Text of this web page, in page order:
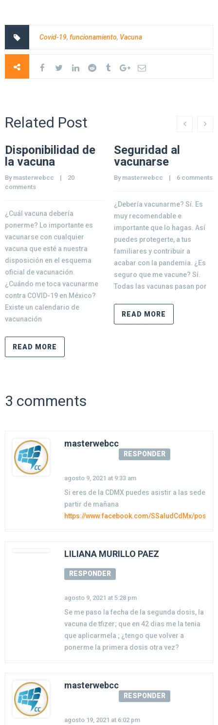
Covid-19, funcionamiento, Vacuna
Related Post
Disponibilidad de
la vacuna
By masterwebcc
    |
20
comments
¿Cuál vacuna debería
ponerme? Lo importante es
vacunarse con cualquier
vacuna que esté a nuestra
disposición en el esquema
oficial de vacunación.
¿Cuándo me toca vacunarme
contra COVID-19 en México?
Existe un calendario de
vacunación
READ MORE
Seguridad al
vacunarse
By masterwebcc
    |
6 comments
¿Debería vacunarme? Sí. Es
muy recomendable e
importante que lo hagas. Así
puedes protegerte, a tus
familiares y contribuir a
acabar con la pandemia. ¿Es
seguro que me vacune? Sí.
Todas las vacunas pasan por
READ MORE
3 comments
masterwebcc
RESPONDER
agosto 9, 2021 at 9:33 am
Si eres de la CDMX puedes asistir a las sedes
partir de mañana
https://www.facebook.com/SSaludCdMx/posts/
LILIANA MURILLO PAEZ
RESPONDER
agosto 9, 2021 at 5:28 pm
Se me paso la fecha de la segunda dosis, la
vacuna de tfizer; que en 42 dias me la tenia
que aplicarmela ; ¿tengo que volver a
ponerme la primera dosis otra vez?
masterwebcc
RESPONDER
agosto 19, 2021 at 6:02 pm